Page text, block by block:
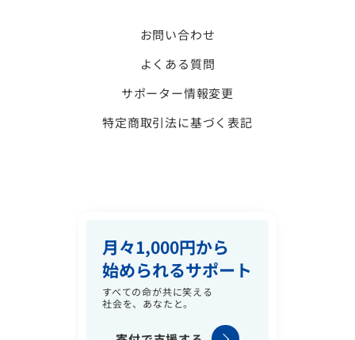
お問い合わせ
よくある質問
サポーター情報変更
特定商取引法に基づく表記
月々1,000円から
始められるサポート
すべての命が共に笑える
社会を、あなたと。